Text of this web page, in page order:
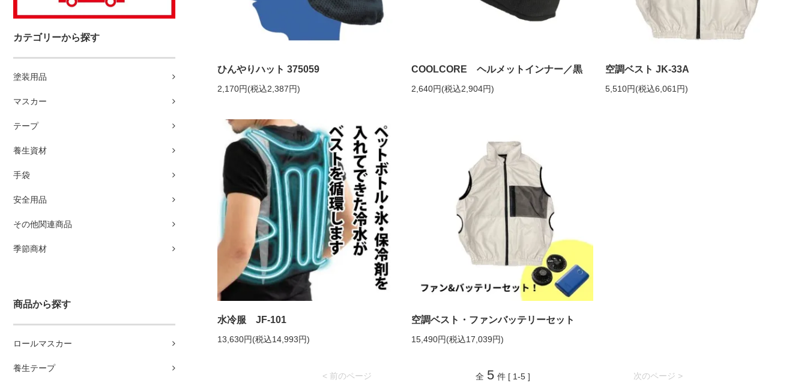
カテゴリーから探す
塗装用品
マスカー
テープ
養生資材
手袋
安全用品
その他関連商品
季節商材
商品から探す
ロールマスカー
養生テープ
ひんやりハット 375059
2,170円(税込2,387円)
COOLCORE ヘルメットインナー／黒
2,640円(税込2,904円)
空調ベスト JK-33A
5,510円(税込6,061円)
水冷服 JF-101
13,630円(税込14,993円)
空調ベスト・ファンバッテリーセット
15,490円(税込17,039円)
< 前のページ 次のページ >
全 5 件 [ 1-5 ]